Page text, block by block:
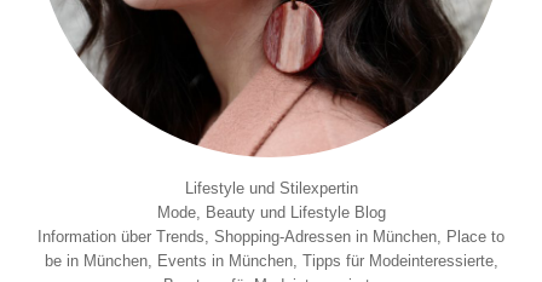
Lifestyle und Stilexpertin
Mode, Beauty und Lifestyle Blog
Information über Trends, Shopping-Adressen in München, Place to
be in München, Events in München, Tipps für Modeinteressierte,